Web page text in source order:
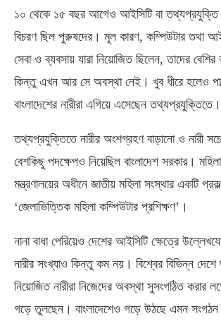
১০ থেকে ১৫ বছর আগেও আইসিটি বা তথ্যপ্রযুক্তি
বিচরণ ছিল পুরুষদের। মূল কারণ, কম্পিউটার তথা
সেবা ও ব্যবসায় যারা নিয়োজিত ছিলেন, তাদের
কিন্তু এখন আর সে অবস্থা নেই। খুব ধীরে হলেও
বাংলাদেশের নারীরা এগিয়ে এসেছেন তথ্যপ্রযুক্তিতে।
তথ্যপ্রযুক্তিতে নারীর অংশগ্রহণ বাড়ানো ও নারী
বেশকিছু পদক্ষেপও নিয়েছিল বাংলাদেশ সরকার।
মন্ত্রণালয়ের অধীনে জাতীয় মহিলা সংস্থার একটি
‘জেলাভিত্তিক মহিলা কম্পিউটার প্রশিক্ষণ’।
নানা বাধা পেরিয়েও দেশের আইসিটি ক্ষেত্রে
নারীর সংখ্যাও কিন্তু কম নয়। বিশ্বের বিভিন্ন
নিয়োজিত নারীরা নিজেদের অবস্থা সুসংগঠিত করার
গড়ে তুলছেন। বাংলাদেশেও গড়ে উঠছে এমন